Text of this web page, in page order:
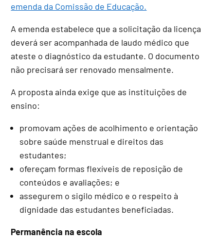
emenda da Comissão de Educação.
A emenda estabelece que a solicitação da licença
deverá ser acompanhada de laudo médico que
ateste o diagnóstico da estudante. O documento
não precisará ser renovado mensalmente.
A proposta ainda exige que as instituições de
ensino:
promovam ações de acolhimento e orientação
sobre saúde menstrual e direitos das
estudantes;
ofereçam formas flexíveis de reposição de
conteúdos e avaliações; e
assegurem o sigilo médico e o respeito à
dignidade das estudantes beneficiadas.
Permanência na escola